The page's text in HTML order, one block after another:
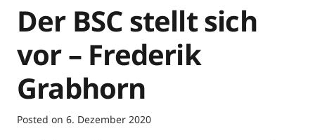
Der BSC stellt sich
vor – Frederik
Grabhorn
Posted on 6. Dezember 2020